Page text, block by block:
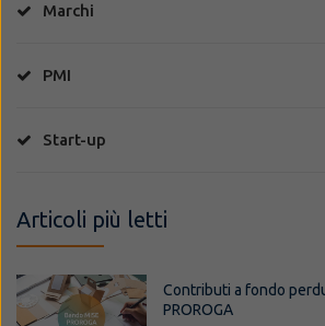
Marchi
PMI
Start-up
Articoli più letti
Contributi a fondo
PROROGA